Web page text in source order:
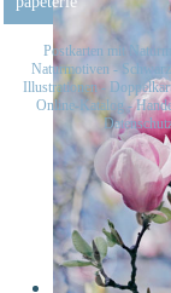
Postkarten mit
Naturmotiven -
Illustrationen -
Online-Katalog-